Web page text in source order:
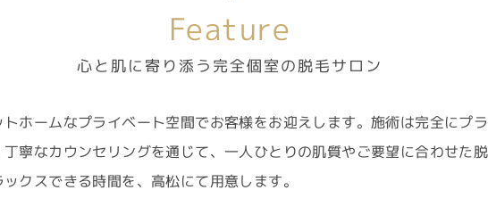
心と肌に寄り添う完全個室の脱毛サロン
Feature
ホームなプライベート空間でお客様をお迎えします。施術は完全にプ
寧なカウンセリングを通じて、一人ひとりの肌質やご要望に合わせた
クスできる時間を、高松にて用意します。